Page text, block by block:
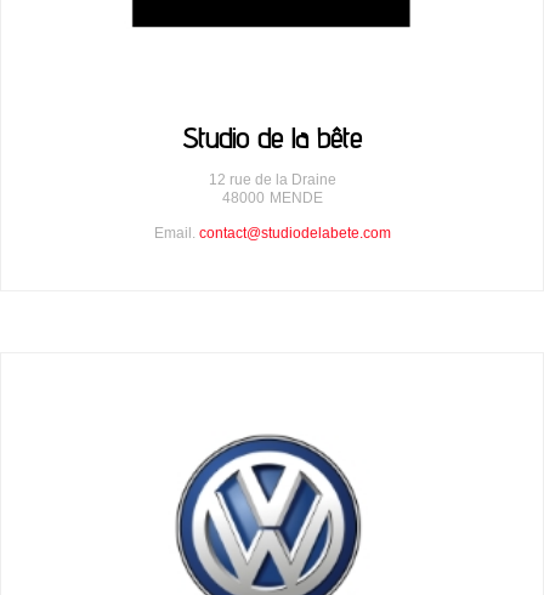
Studio de la bête
12 rue de la Draine
48000 MENDE
Email. contact@studiodelabete.com